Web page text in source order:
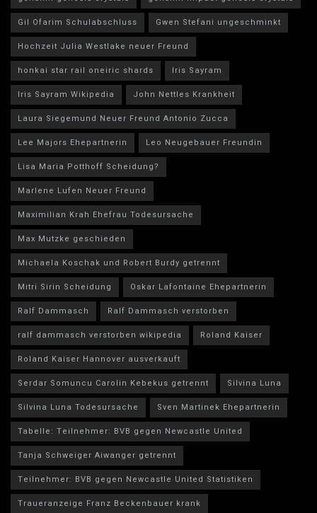
Gil Ofarim Schulabschluss
Gwen Stefani ungeschminkt
Hochzeit Julia Westlake neuer Freund
honkai star rail oneiric shards
Iris Sayram
Iris Sayram Wikipedia
John Nettles Krankheit
Laura Siegemund Neuer Freund Antonio Zucca
Lee Majors Ehepartnerin
Leo Neugebauer Freundin
Lisa Maria Potthoff Scheidung?
Marlene Lufen Neuer Freund
Maximilian Krah Ehefrau Todesursache
Max Mutzke geschieden
Michaela Koschak und Robert Burdy getrennt
Mitri Sirin Scheidung
Oskar Lafontaine Ehepartnerin
Ralf Dammasch
Ralf Dammasch verstorben
ralf dammasch verstorben wikipedia
Roland Kaiser
Roland Kaiser Hannover ausverkauft
Serdar Somuncu Carolin Kebekus getrennt
Silvina Luna
Silvina Luna Todesursache
Sven Martinek Ehepartnerin
Tabelle: Teilnehmer: BVB gegen Newcastle United
Tanja Schweiger Aiwanger getrennt
Teilnehmer: BVB gegen Newcastle United Statistiken
Traueranzeige Franz Beckenbauer krank